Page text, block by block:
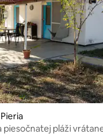
piesočnatej pláži